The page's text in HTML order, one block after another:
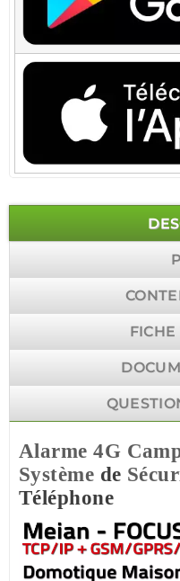
Alarme 4G
Système de
Téléphone